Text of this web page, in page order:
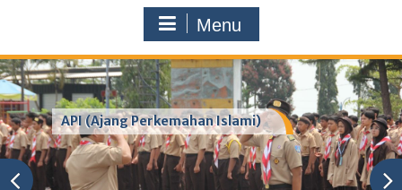
Menu
API (Ajang Perkemahan Islami)